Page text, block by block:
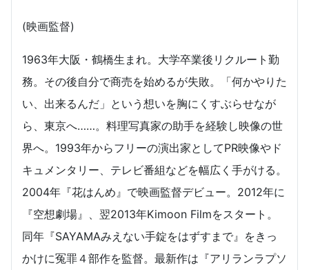
(映画監督)
1963年大阪・鶴橋生まれ。大学卒業後リクルート勤
務。その後自分で商売を始めるが失敗。「何かやりた
い、出来るんだ」という想いを胸にくすぶらせなが
ら、東京へ……。料理写真家の助手を経験し映像の世
界へ。1993年からフリーの演出家としてPR映像やド
キュメンタリー、テレビ番組などを幅広く手がける。
2004年『花はんめ』で映画監督デビュー。2012年に
『空想劇場』、翌2013年Kimoon Filmをスタート。
同年『SAYAMAみえない手錠をはずすまで』をきっ
かけに冤罪４部作を監督。最新作は『アリランラプソ